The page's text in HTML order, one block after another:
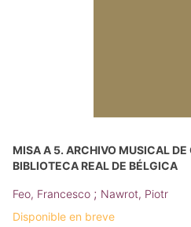
MISA A 5. ARCHIVO MUSICAL
BIBLIOTECA REAL DE BÉLGICA
Feo, Francesco ; Nawrot, Piotr
Disponible en breve